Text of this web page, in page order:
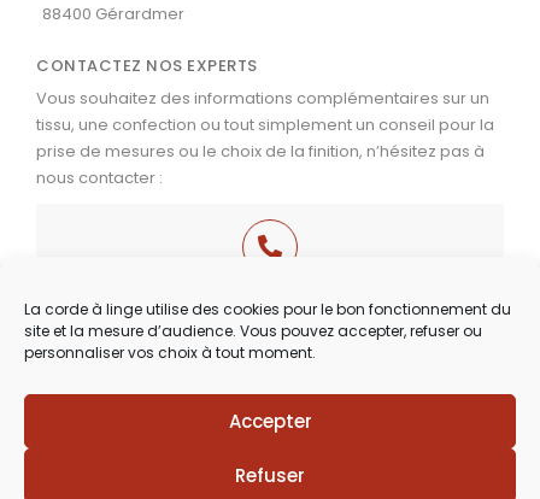
La corde à linge utilise des cookies pour le bon fonctionnement du
site et la mesure d’audience. Vous pouvez accepter, refuser ou
personnaliser vos choix à tout moment.
Accepter
Refuser
88400 Gérardmer
CONTACTEZ NOS EXPERTS
Vous souhaitez des informations complémentaires sur un
tissu, une confection ou tout simplement un conseil pour la
prise de mesures ou le choix de la finition, n’hésitez pas à
nous contacter :
03 29 60 49 17
Du Mardi au Samedi
de 9h30 à 12h00 & de 14h00 à 18h30
Lézards